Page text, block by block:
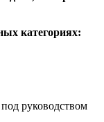
категориях:
руководством